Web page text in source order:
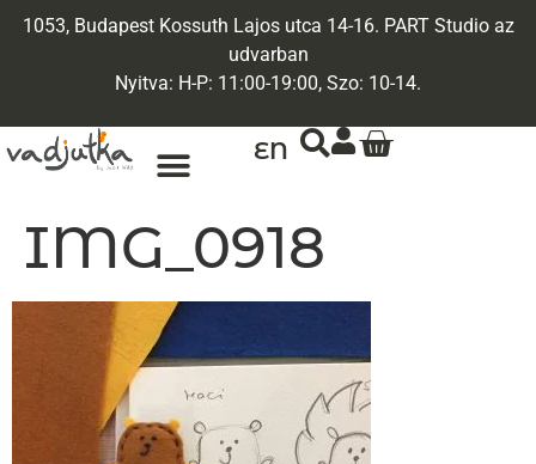
1053, Budapest Kossuth Lajos utca 14-16. PART Studio az
udvarban
Nyitva: H-P: 11:00-19:00, Szo: 10-14.
EN
IMG_0918